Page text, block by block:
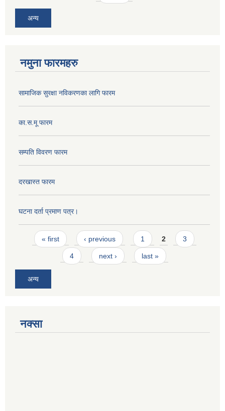
अन्य
नमुना फारमहरु
सामाजिक सुरक्षा नविकरणका लागि फारम
का.स.मू फारम
सम्पति विवरण फारम
दरखास्त फारम
घटना दर्ता प्रमाण पत्र।
Pages
« first ‹ previous 1 2 3
4 next › last »
अन्य
नक्सा